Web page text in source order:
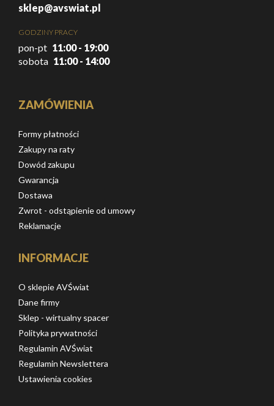
sklep@avswiat.pl
GODZINY PRACY
pon-pt 11:00 - 19:00
sobota 11:00 - 14:00
ZAMÓWIENIA
Formy płatności
Zakupy na raty
Dowód zakupu
Gwarancja
Dostawa
Zwrot - odstąpienie od umowy
Reklamacje
INFORMACJE
O sklepie AVŚwiat
Dane firmy
Sklep - wirtualny spacer
Polityka prywatności
Regulamin AVŚwiat
Regulamin Newslettera
Ustawienia cookies